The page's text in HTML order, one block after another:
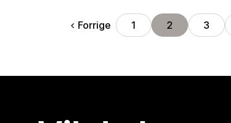
Forrige 1 2 3